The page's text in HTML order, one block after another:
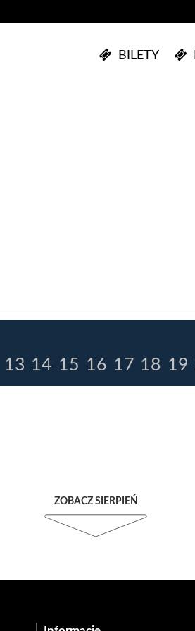
BILETY
13 14 15 16 17 18 19
ZOBACZ SIERPIEŃ